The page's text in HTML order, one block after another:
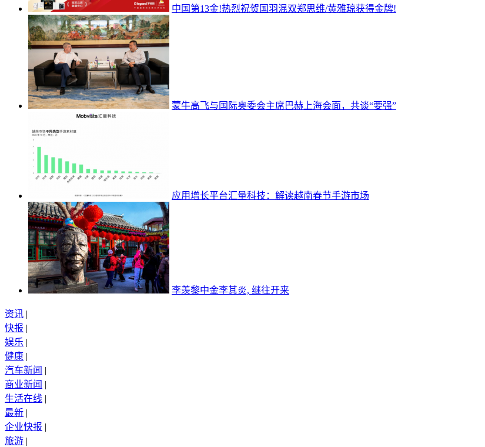
中国第13金!热烈祝贺国羽混双郑思维/黄雅琼获得金牌!
蒙牛高飞与国际奥委会主席巴赫上海会面，共谈“要强”
应用增长平台汇量科技：解读越南春节手游市场
李羡黎中金李其炎, 继往开来
资讯 |
快报 |
娱乐 |
健康 |
汽车新闻 |
商业新闻 |
生活在线 |
最新 |
企业快报 |
旅游 |